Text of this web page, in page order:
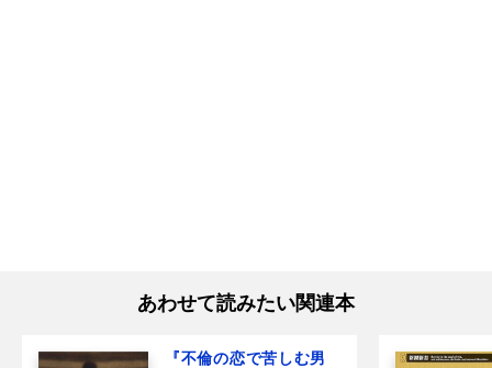
あわせて読みたい関連本
『不倫の恋で苦しむ男